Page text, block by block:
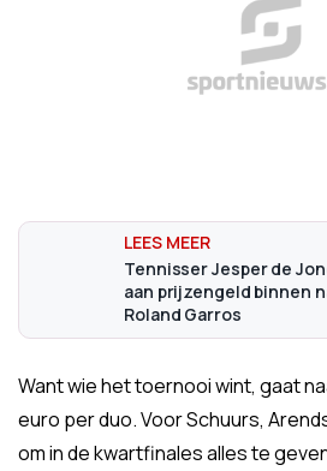
Tennisser Jesper de
aan prijzengeld binnen
Roland Garros
Want wie het toernooi wint, gaat
euro per duo. Voor Schuurs,
om in de kwartfinales alles te